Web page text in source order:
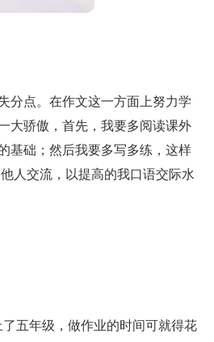
点。在作文这一方面上努力学
大骄傲，首先，我要多阅读课外
基础；然后我要多写多练，这样
人交流，以提高的我口语交际水
五年级，做作业的时间可就得花